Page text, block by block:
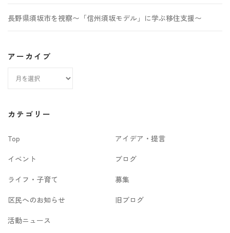
長野県須坂市を視察〜「信州須坂モデル」に学ぶ移住支援〜
アーカイブ
カ
ブ
カテゴリー
Top
アイデア・提言
イベント
ブログ
ライフ・子育て
募集
区民へのお知らせ
旧ブログ
活動ニュース